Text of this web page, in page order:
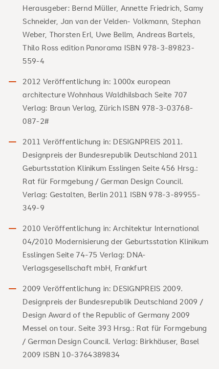
Herausgeber: Bernd Müller, Annette Friedrich, Samy
Schneider, Jan van der Velden- Volkmann, Stephan
Weber, Thorsten Erl, Uwe Bellm, Andreas Bartels,
Thilo Ross edition Panorama ISBN 978-3-89823-
559-4
2012 Veröffentlichung in: 1000x european
architecture Wohnhaus Waldhilsbach Seite 707
Verlag: Braun Verlag, Zürich ISBN 978-3-03768-
087-2#
2011 Veröffentlichung in: DESIGNPREIS 2011.
Designpreis der Bundesrepublik Deutschland 2011
Geburtsstation Klinikum Esslingen Seite 456 Hrsg.:
Rat für Formgebung / German Design Council.
Verlag: Gestalten, Berlin 2011 ISBN 978-3-89955-
349-9
2010 Veröffentlichung in: Architektur International
04/2010 Modernisierung der Geburtsstation Klinikum
Esslingen Seite 74-75 Verlag: DNA-
Verlagsgesellschaft mbH, Frankfurt
2009 Veröffentlichung in: DESIGNPREIS 2009.
Designpreis der Bundesrepublik Deutschland 2009 /
Design Award of the Republic of Germany 2009
Messel on tour. Seite 393 Hrsg.: Rat für Formgebung
/ German Design Council. Verlag: Birkhäuser, Basel
2009 ISBN 10-3764389834